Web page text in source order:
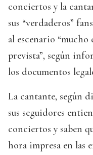
conciertos y la
sus “verdaderos”
al escenario
prevista”, según
los documentos
La cantante, según
sus seguidores
conciertos y saben
hora impresa en las